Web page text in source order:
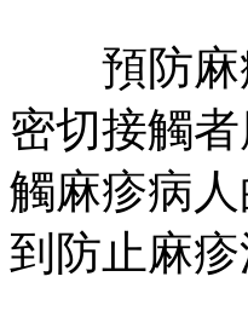
預防麻疹
密切接觸
觸麻疹病
到防止麻疹